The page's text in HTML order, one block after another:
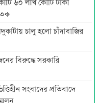
চালু হলো চাঁদাবাজির
বিরুদ্ধে সরকারি
সংবাদের প্রতিবাদে